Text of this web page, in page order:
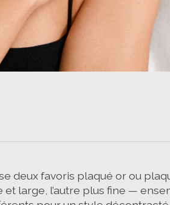
deux favoris plaqué or ou
et large, l’autre plus fine —